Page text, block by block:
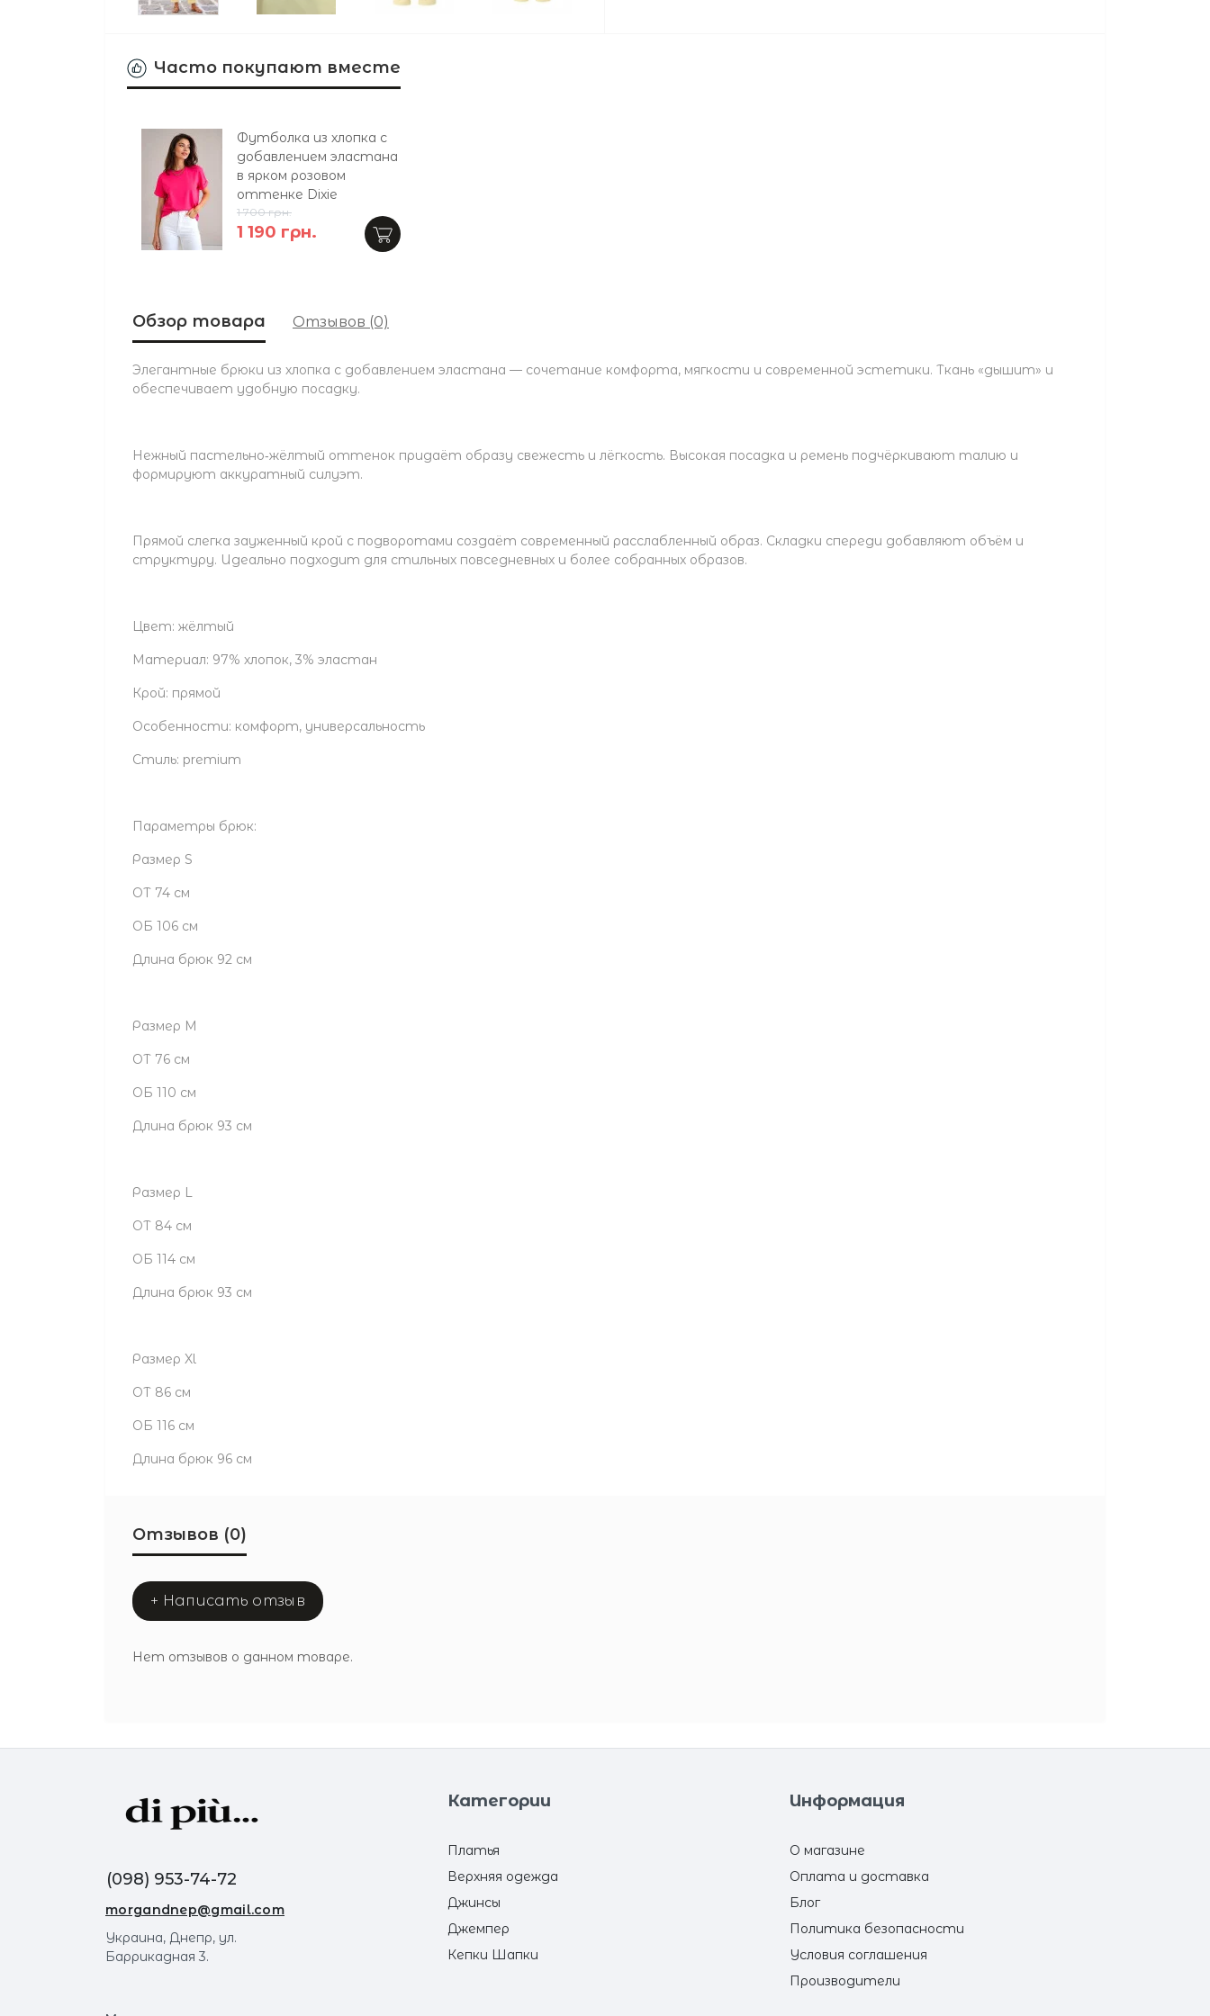
Часто покупают вместе
Футболка из хлопка с
добавлением эластана
в ярком розовом
оттенке Dixie
1 700 грн.
1 190 грн.
Обзор товара Отзывов (0)
Элегантные брюки из хлопка с добавлением эластана — сочетание комфорта, мягкости и современной эстетики. Ткань «дышит» и
обеспечивает удобную посадку.
Нежный пастельно‑жёлтый оттенок придаёт образу свежесть и лёгкость. Высокая посадка и ремень подчёркивают талию и
формируют аккуратный силуэт.
Прямой слегка зауженный крой с подворотами создаёт современный расслабленный образ. Складки спереди добавляют объём и
структуру. Идеально подходит для стильных повседневных и более собранных образов.
Цвет: жёлтый
Материал: 97% хлопок, 3% эластан
Крой: прямой
Особенности: комфорт, универсальность
Стиль: premium
Параметры брюк:
Размер S
ОТ 74 см
ОБ 106 см
Длина брюк 92 см
Размер М
ОТ 76 см
ОБ 110 см
Длина брюк 93 см
Размер L
ОТ 84 см
ОБ 114 см
Длина брюк 93 см
Размер Xl
ОТ 86 см
ОБ 116 см
Длина брюк 96 см
Отзывов (0)
+ Написать отзыв
Нет отзывов о данном товаре.
(098) 953-74-72
morgandnep@gmail.com
Украина, Днепр, ул.
Баррикадная 3.
Категории
Платья
Верхняя одежда
Джинсы
Джемпер
Кепки Шапки
Информация
О магазине
Оплата и доставка
Блог
Политика безопасности
Условия соглашения
Производители